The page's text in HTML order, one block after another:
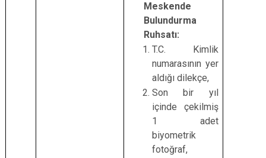
Esenyurt
Sancaktepe
Sultangazi
Meskende
Bulundurma
Ruhsatı:
T.C. Kimlik
numarasının yer
aldığı dilekçe,
Son bir yıl
içinde çekilmiş
1 adet
biyometrik
fotoğraf,